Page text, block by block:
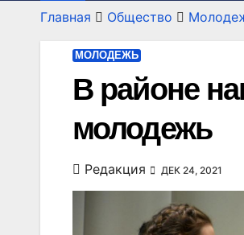
Главная Общество
МОЛОДЕЖЬ
В районе
молодежь
Редакция ДЕК 24, 2021